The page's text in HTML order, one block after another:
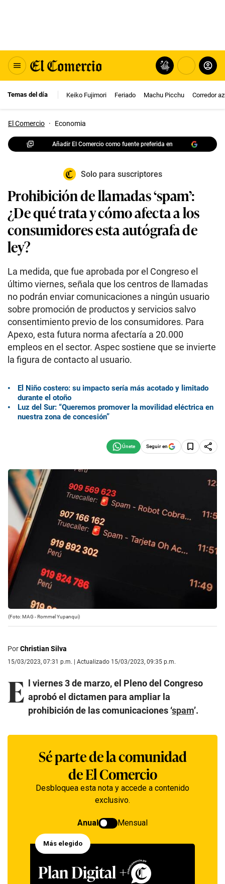
Temas del día Keiko Fujimori Feriado Machu Picchu Corredor
El Comercio · Economia
Añadir El Comercio como fuente preferida en
Solo para suscriptores
Prohibición de llamadas ‘spam’:
¿De qué trata y cómo afecta a los
consumidores esta autógrafa de
ley?
La medida, que fue aprobada por el Congreso el
último viernes, señala que los centros de llamadas
no podrán enviar comunicaciones a ningún usuario
sobre promoción de productos y servicios salvo
consentimiento previo de los consumidores. Para
Apexo, esta futura norma afectaría a 20.000
empleos en el sector. Aspec sostiene que se invierte
la figura de contacto al usuario.
El Niño costero: su impacto sería más acotado y limitado
durante el otoño
Luz del Sur: “Queremos promover la movilidad eléctrica en
nuestra zona de concesión”
Seguir en
(Foto: MAG - Rommel Yupanqui)
PorChristian Silva
15/03/2023, 07:31 p.m. | Actualizado 15/03/2023, 09:35 p.m.
E l viernes 3 de marzo, el Pleno del Congreso
aprobó el dictamen para ampliar la
prohibición de las comunicaciones ‘spam’.